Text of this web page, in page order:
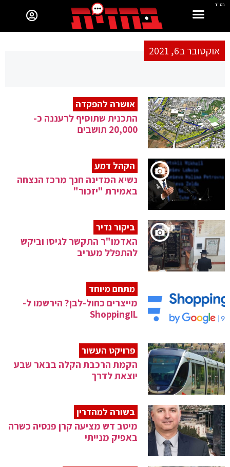
בס"ד
אוקטובר ב6, 2021
אושרה להפקדה
התכנית שתוסיף לרעננה כ-
20,000 תושבים
הקהל דמע
נשיא המדינה חנך מרכז הנצחה
באמירת "יזכור"
ביקור נדיר
האדמו"ר התקשר לגיסו וביקש
להתפלל מעריב
מתחם מיוחד
מייצרים כחול-לבן? הירשמו ל-
ShoppingIL
פרויקט העשור
הקמת הרכבת הקלה בבאר שבע
יוצאת לדרך
בשורה למהדרין
מיטב דש מציעה קרן פנסיה כשרה
באפיק מנייתי